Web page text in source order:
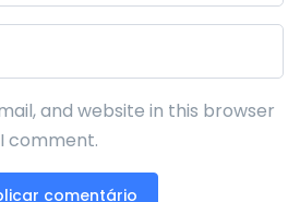
and website in this browser
comment.